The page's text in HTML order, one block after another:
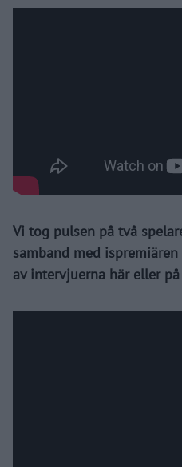
Vi tog pulsen på två
samband med
av intervjuerna här eller